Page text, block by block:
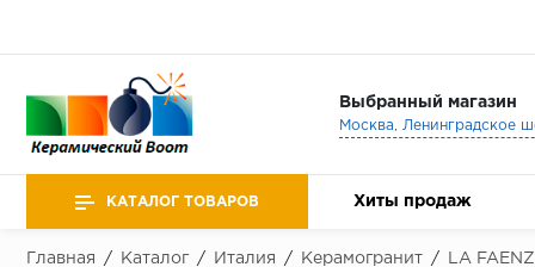
Выбранный магазин
КАТАЛОГ ТОВАРОВ Хиты продаж
Главная / Каталог / Италия / Керамогранит / LA